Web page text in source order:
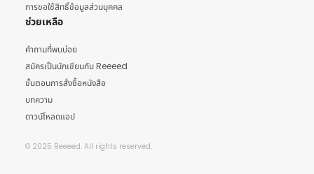
การขอใช้สิทธิ์ข้อมูลส่วนบุคคล
ช่วยเหลือ
คำถามที่พบบ่อย
สมัครเป็นนักเขียนกับ Reeeed
ขั้นตอนการสั่งซื้อหนังสือ
บทความ
ดาวน์โหลดแอป
© 2025 Reeeed. All rights reserved.